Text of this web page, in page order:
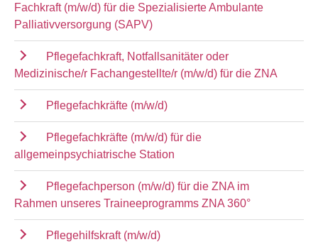
Fachkraft (m/w/d) für die Spezialisierte Ambulante
Palliativversorgung (SAPV)
Pflegefachkraft, Notfallsanitäter oder
Medizinische/r Fachangestellte/r (m/w/d) für die ZNA
Pflegefachkräfte (m/w/d)
Pflegefachkräfte (m/w/d) für die
allgemeinpsychiatrische Station
Pflegefachperson (m/w/d) für die ZNA im
Rahmen unseres Traineeprogramms ZNA 360°
Pflegehilfskraft (m/w/d)